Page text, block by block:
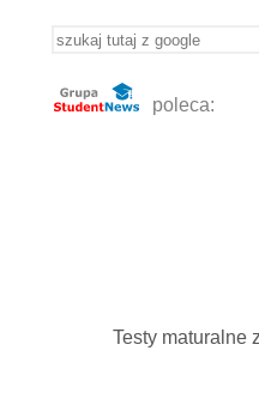
poleca:
Testy maturalne